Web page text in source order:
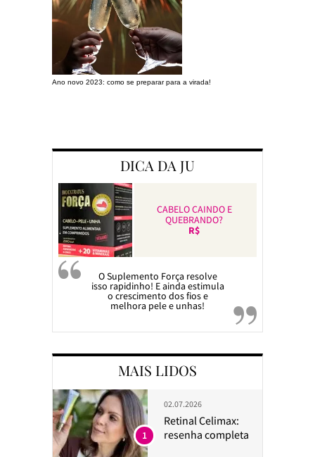
Ano novo 2023: como se preparar para a virada!
DICA DA JU
CABELO CAINDO E
QUEBRANDO?
R$
O Suplemento Força resolve
isso rapidinho! E ainda estimula
o crescimento dos fios e
melhora pele e unhas!
MAIS LIDOS
02.07.2026
Retinal Celimax:
resenha completa
1